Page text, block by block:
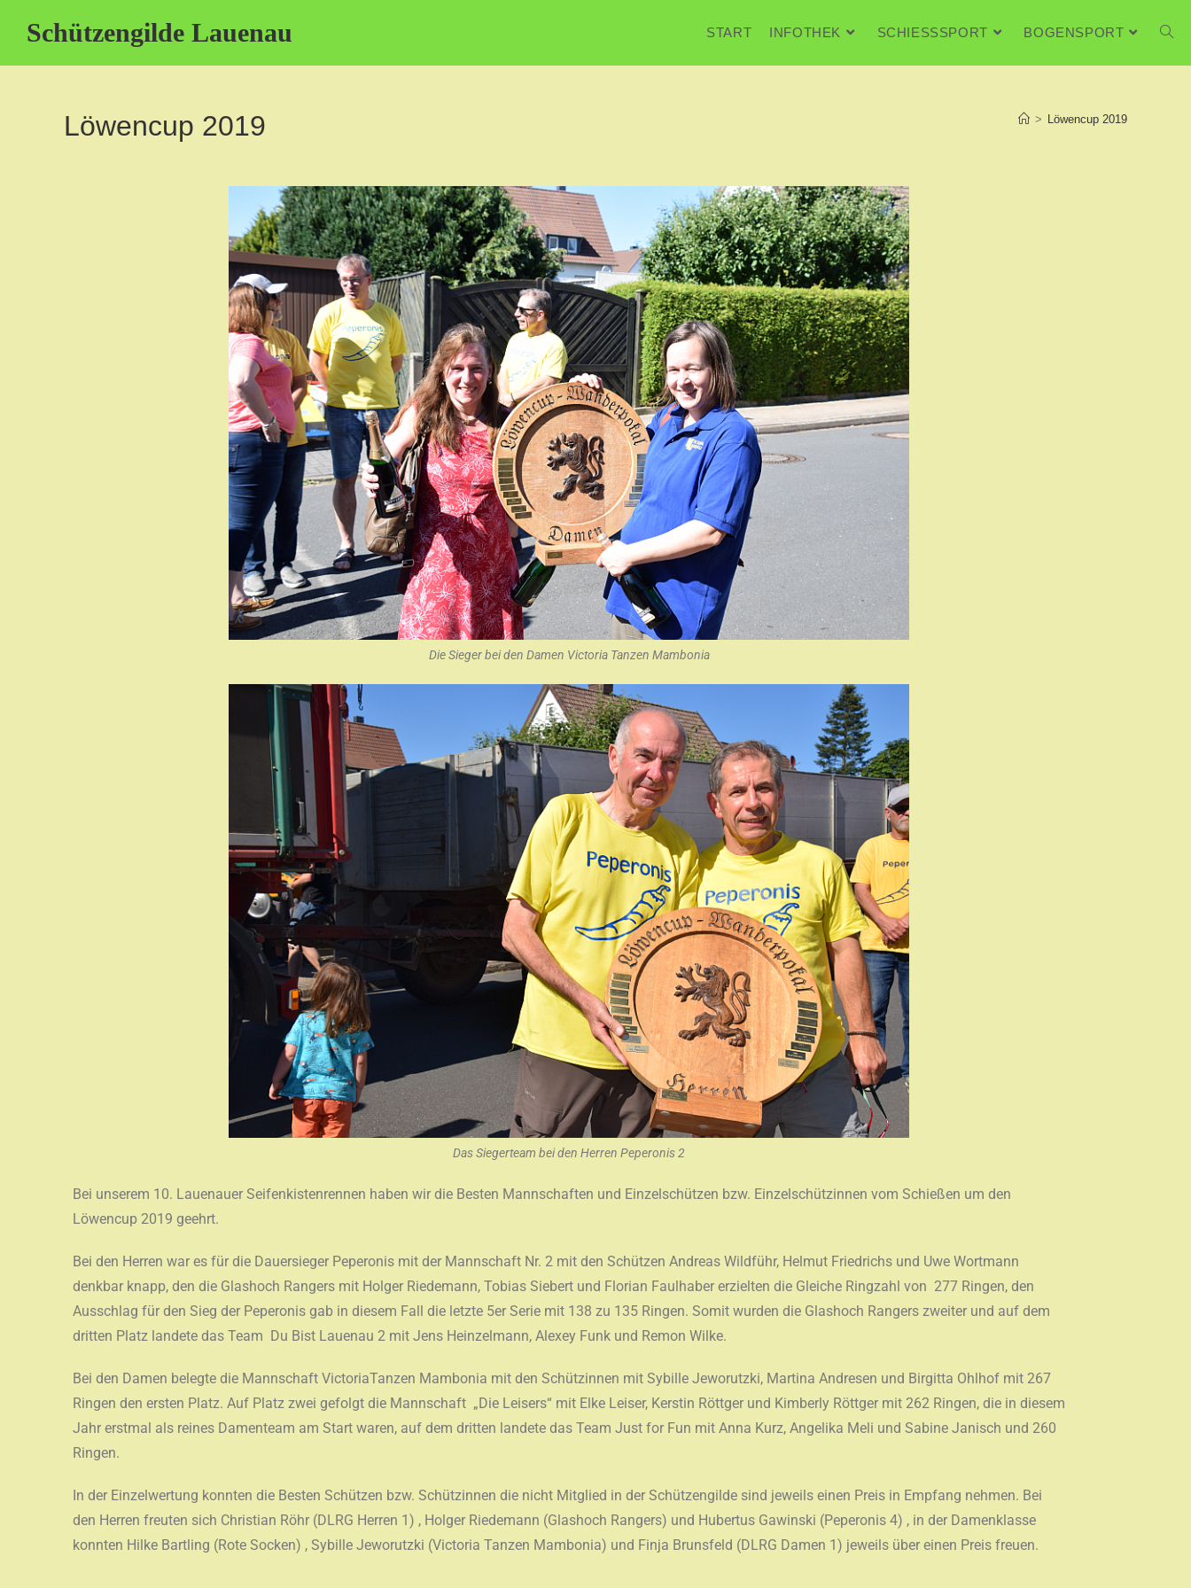
Schützengilde Lauenau START INFOTHEK SCHIESSSPORT BOGENSPORT
Löwencup 2019 > Löwencup 2019
Die Sieger bei den Damen Victoria Tanzen Mambonia
Das Siegerteam bei den Herren Peperonis 2
Bei unserem 10. Lauenauer Seifenkistenrennen haben wir die Besten Mannschaften und Einzelschützen bzw. Einzelschützinnen vom Schießen um den
Löwencup 2019 geehrt.
Bei den Herren war es für die Dauersieger Peperonis mit der Mannschaft Nr. 2 mit den Schützen Andreas Wildführ, Helmut Friedrichs und Uwe Wortmann
denkbar knapp, den die Glashoch Rangers mit Holger Riedemann, Tobias Siebert und Florian Faulhaber erzielten die Gleiche Ringzahl von 277 Ringen, den
Ausschlag für den Sieg der Peperonis gab in diesem Fall die letzte 5er Serie mit 138 zu 135 Ringen. Somit wurden die Glashoch Rangers zweiter und auf dem
dritten Platz landete das Team Du Bist Lauenau 2 mit Jens Heinzelmann, Alexey Funk und Remon Wilke.
Bei den Damen belegte die Mannschaft VictoriaTanzen Mambonia mit den Schützinnen mit Sybille Jeworutzki, Martina Andresen und Birgitta Ohlhof mit 267
Ringen den ersten Platz. Auf Platz zwei gefolgt die Mannschaft „Die Leisers“ mit Elke Leiser, Kerstin Röttger und Kimberly Röttger mit 262 Ringen, die in diesem
Jahr erstmal als reines Damenteam am Start waren, auf dem dritten landete das Team Just for Fun mit Anna Kurz, Angelika Meli und Sabine Janisch und 260
Ringen.
In der Einzelwertung konnten die Besten Schützen bzw. Schützinnen die nicht Mitglied in der Schützengilde sind jeweils einen Preis in Empfang nehmen. Bei
den Herren freuten sich Christian Röhr (DLRG Herren 1) , Holger Riedemann (Glashoch Rangers) und Hubertus Gawinski (Peperonis 4) , in der Damenklasse
konnten Hilke Bartling (Rote Socken) , Sybille Jeworutzki (Victoria Tanzen Mambonia) und Finja Brunsfeld (DLRG Damen 1) jeweils über einen Preis freuen.